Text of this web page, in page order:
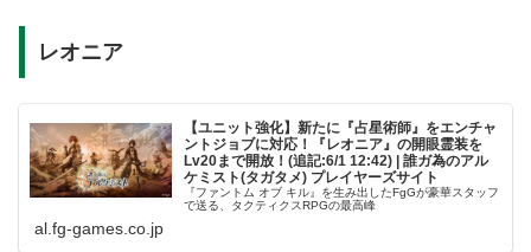
レオニア
【ユニット強化】新たに『占星術師』をエンチャ
ントジョブに対応！『レオニア』の開眼霊装を
Lv20まで開放！(追記:6/1 12:42) | 誰ガ為のアル
ケミスト(タガタメ) プレイヤーズサイト
『ファントム オブ キル』を生み出したFgGが豪華スタッフ
で送る、タクティクスRPGの最高峰
al.fg-games.co.jp